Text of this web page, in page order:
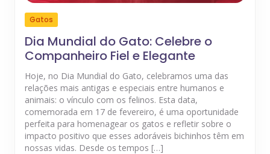
Gatos
Dia Mundial do Gato: Celebre o
Companheiro Fiel e Elegante
Hoje, no Dia Mundial do Gato, celebramos uma das
relações mais antigas e especiais entre humanos e
animais: o vínculo com os felinos. Esta data,
comemorada em 17 de fevereiro, é uma oportunidade
perfeita para homenagear os gatos e refletir sobre o
impacto positivo que esses adoráveis bichinhos têm em
nossas vidas. Desde os tempos […]